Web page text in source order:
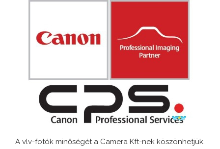
A vlv-fotók minőségét a Camera Kft-nek köszönhetjük.